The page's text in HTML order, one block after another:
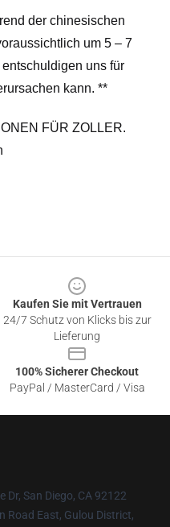
der chinesischen
um 5 – 7
uns für
kann. **
FÜR ZOLLER.
Kaufen Sie mit Vertrauen
24/7 Schutz von Klicks bis zur
Lieferung
100% Sicherer Checkout
PayPal / MasterCard / Visa
Dr, San Diego, CA 92122
Road East, Gulou District,